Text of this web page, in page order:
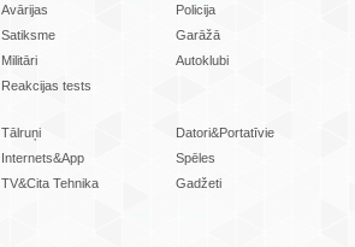
Avārijas
Policija
Satiksme
Garāžā
Militāri
Autoklubi
Reakcijas tests
Tālruņi
Datori&Portatīvie
Internets&App
Spēles
TV&Cita Tehnika
Gadžeti